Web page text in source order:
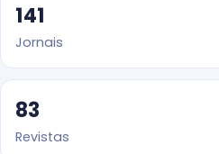
141
Jornais
83
Revistas